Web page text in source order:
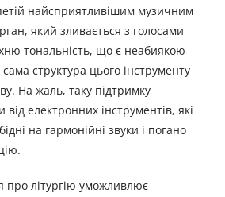
найсприятливішим музичним
який зливається з голосами
тональність, що є неабиякою
структура цього інструменту
На жаль, таку підтримку
електронних інструментів, які
на гармонійні звуки і погано
про літургію уможливлює